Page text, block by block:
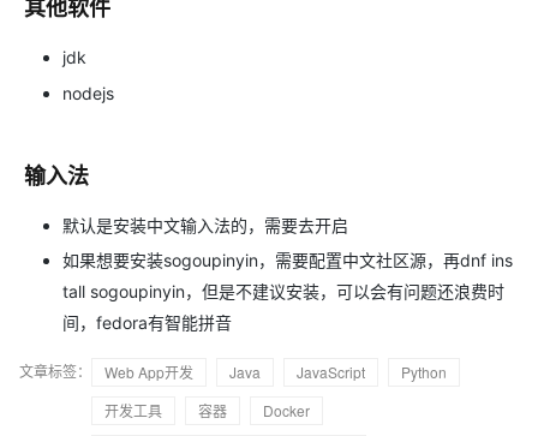
其他软件
jdk
nodejs
输入法
默认是安装中文输入法的，需要去开启
如果想要安装sogoupinyin，需要配置中文社区源，再dnf ins
tall sogoupinyin，但是不建议安装，可以会有问题还浪费时
间，fedora有智能拼音
文章标签： Web App开发 Java JavaScript
Python
开发工具
容器
Docker